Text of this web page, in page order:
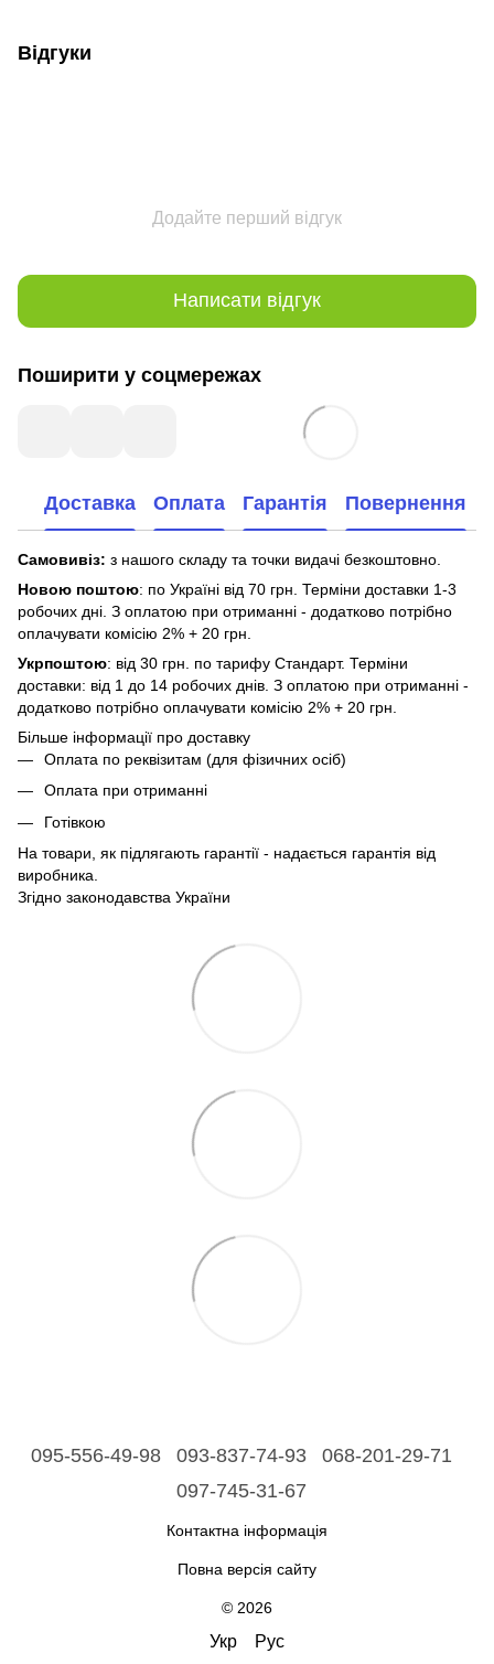
Відгуки
Додайте перший відгук
Написати відгук
Поширити у соцмережах
Доставка Оплата Гарантія Повернення
Самовивіз: з нашого складу та точки видачі безкоштовно.
Новою поштою: по Україні від 70 грн. Терміни доставки 1-3
робочих дні. З оплатою при отриманні - додатково потрібно
оплачувати комісію 2% + 20 грн.
Укрпоштою: від 30 грн. по тарифу Стандарт. Терміни
доставки: від 1 до 14 робочих днів. З оплатою при отриманні -
додатково потрібно оплачувати комісію 2% + 20 грн.
Більше інформації про доставку
Оплата по реквізитам (для фізичних осіб)
Оплата при отриманні
Готівкою
На товари, як підлягають гарантії - надається гарантія від
виробника.
Згідно законодавства України
095-556-49-98 093-837-74-93
068-201-29-71
097-745-31-67
Контактна інформація
Повна версія сайту
© 2026
Укр Рус